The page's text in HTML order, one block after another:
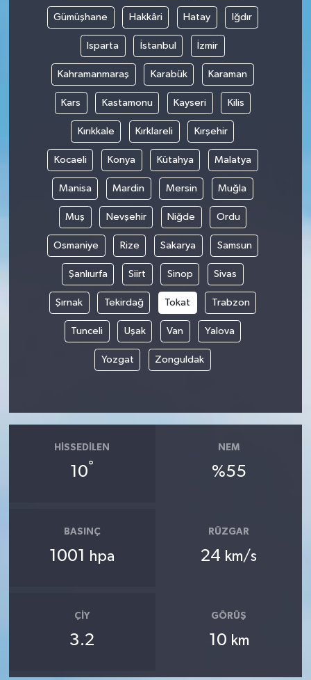
Gümüşhane Hakkâri Hatay Iğdır
Isparta İstanbul İzmir
Kahramanmaraş Karabük Karaman
Kars Kastamonu Kayseri Kilis
Kırıkkale Kırklareli Kırşehir
Kocaeli Konya Kütahya Malatya
Manisa Mardin Mersin Muğla
Muş Nevşehir Niğde Ordu
Osmaniye Rize Sakarya Samsun
Şanlıurfa Siirt Sinop Sivas
Şırnak Tekirdağ Tokat Trabzon
Tunceli Uşak Van Yalova
Yozgat Zonguldak
HISSEDILEN
10°
NEM
%55
BASINÇ
1001 hpa
RÜZGAR
24 km/s
ÇIY
3.2
GÖRÜŞ
10 km